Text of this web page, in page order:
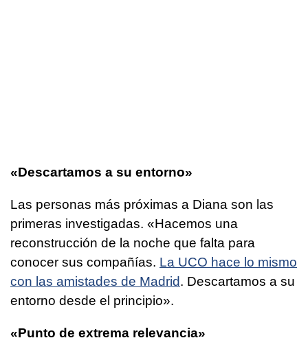
«Descartamos a su entorno»
Las personas más próximas a Diana son las
primeras investigadas. «Hacemos una
reconstrucción de la noche que falta para
conocer sus compañías. La UCO hace lo mismo
con las amistades de Madrid. Descartamos a su
entorno desde el principio».
«Punto de extrema relevancia»